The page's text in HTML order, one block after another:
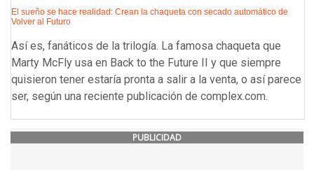
El sueño se hace realidad: Crean la chaqueta con secado automático de
Volver al Futuro
Así es, fanáticos de la trilogía. La famosa chaqueta que
Marty McFly usa en Back to the Future II y que siempre
quisieron tener estaría pronta a salir a la venta, o así parece
ser, según una reciente publicación de complex.com.
PUBLICIDAD